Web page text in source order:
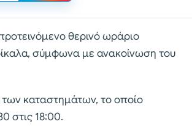
θερινό ωράριο
σύμφωνα με ανακοίνωση του
καταστημάτων, το οποίο
στις 18:00.